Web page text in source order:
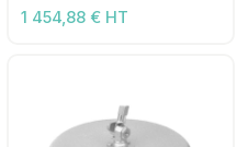
1 454,88 € HT